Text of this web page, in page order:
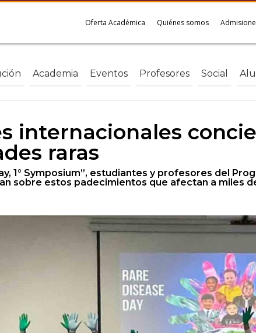
Oferta Académica Quiénes somos
Academia Eventos Profesores Social
internacionales
raras
1° Symposium”, estudiantes y profesores del
sobre estos padecimientos que afectan a miles